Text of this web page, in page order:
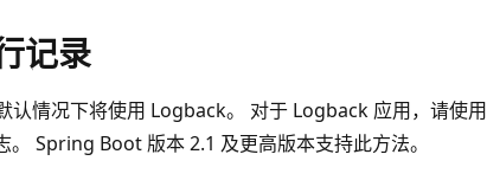
记录
情况下将使用 Logback。 对于 Logback 应用，请使用
。 Spring Boot 版本 2.1 及更高版本支持此方法。